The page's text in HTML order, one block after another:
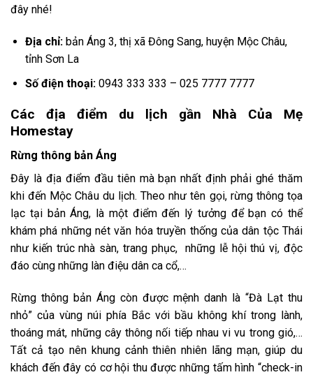
đây nhé!
Địa chỉ:bản Áng 3, thị xã Đông Sang, huyện Mộc Châu,
tỉnh Sơn La
Số điện thoại: 0943 333 333 – 025 7777 7777
Các địa điểm du lịch gần Nhà Của Mẹ
Homestay
Rừng thông bản Áng
Đây là địa điểm đầu tiên mà bạn nhất định phải ghé thăm
khi đến Mộc Châu du lịch. Theo như tên gọi, rừng thông tọa
lạc tại bản Áng, là một điểm đến lý tưởng để bạn có thể
khám phá những nét văn hóa truyền thống của dân tộc Thái
như kiến trúc nhà sàn, trang phục, những lễ hội thú vị, độc
đáo cùng những làn điệu dân ca cổ,…
Rừng thông bản Áng còn được mệnh danh là “Đà Lạt thu
nhỏ” của vùng núi phía Bắc với bầu không khí trong lành,
thoáng mát, những cây thông nối tiếp nhau vi vu trong gió,…
Tất cả tạo nên khung cảnh thiên nhiên lãng mạn, giúp du
khách đến đây có cơ hội thu được những tấm hình “check-in